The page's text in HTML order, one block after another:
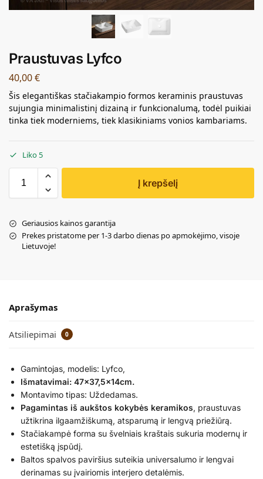
Praustuvas Lyfco
40,00€
Šis elegantiškas stačiakampio formos keraminis praustuvas
sujungia minimalistinį dizainą ir funkcionalumą, todėl puikiai
tinka tiek moderniems, tiek klasikiniams vonios kambariams.
Liko 5
Į krepšelį
Geriausios kainos garantija
Prekes pristatome per 1-3 darbo dienas po apmokėjimo, visoje
Lietuvoje!
Aprašymas
Atsiliepimai 0
Gamintojas, modelis: Lyfco,
Išmatavimai: 47×37,5x14cm.
Montavimo tipas: Uždedamas.
Pagamintas iš aukštos kokybės keramikos, praustuvas
užtikrina ilgaamžiškumą, atsparumą ir lengvą priežiūrą.
Stačiakampė forma su švelniais kraštais sukuria modernų ir
estetišką įspūdį.
Baltos spalvos paviršius suteikia universalumo ir lengvai
derinamas su įvairiomis interjero detalėmis.